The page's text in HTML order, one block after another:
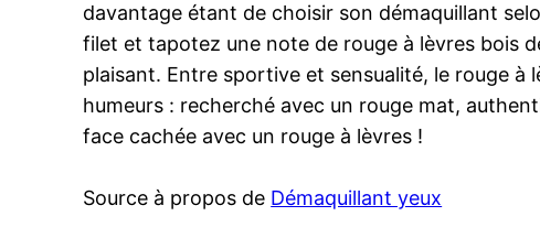
davantage étant de choisir son démaquillant
filet et tapotez une note de rouge à lèvres bois
plaisant. Entre sportive et sensualité, le rouge
humeurs : recherché avec un rouge mat,
face cachée avec un rouge à lèvres !
Source à propos de Démaquillant yeux